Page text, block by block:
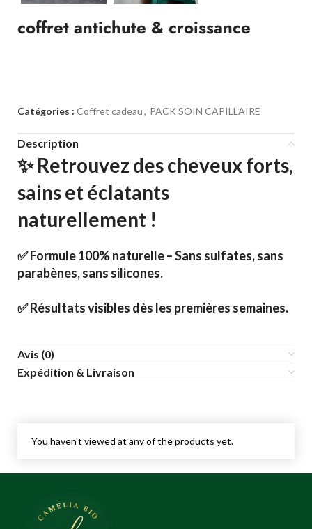
coffret antichute & croissance
Catégories : Coffret cadeau, PACK SOIN CAPILLAIRE
Description
✨Retrouvez des cheveux forts,
sains et éclatants
naturellement !
✅ Formule 100% naturelle – Sans sulfates, sans
parabènes, sans silicones.
✅ Résultats visibles dès les premières semaines.
Avis (0)
Expédition & Livraison
You haven't viewed at any of the products yet.